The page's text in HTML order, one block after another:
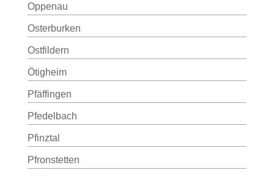
Oppenau
Osterburken
Ostfildern
Ötigheim
Pfäffingen
Pfedelbach
Pfinztal
Pfronstetten